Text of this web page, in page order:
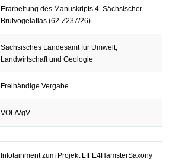
Erarbeitung des Manuskripts 4. Sächsischer
Brutvogelatlas (62-Z237/26)
Sächsisches Landesamt für Umwelt,
Landwirtschaft und Geologie
Freihändige Vergabe
VOL/VgV
Infotainment zum Projekt LIFE4HamsterSaxony